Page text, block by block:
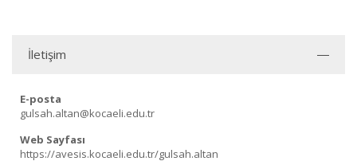
İletişim
E-posta
gulsah.altan@kocaeli.edu.tr
Web Sayfası
https://avesis.kocaeli.edu.tr/gulsah.altan